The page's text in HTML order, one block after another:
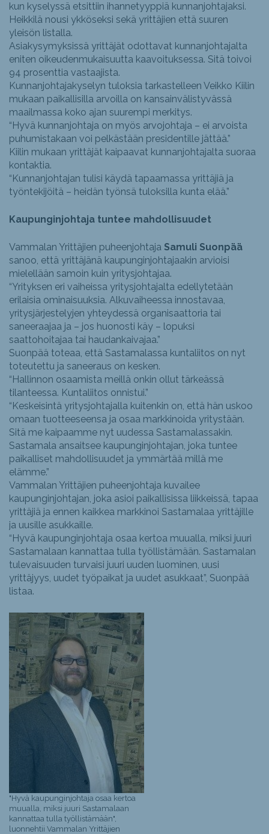
kun kyselyssä etsittiin ihannetyyppiä kunnanjohtajaksi.
Heikkilä nousi ykköseksi sekä yrittäjien että suuren
yleisön listalla.
Asiakysymyksissä yrittäjät odottavat kunnanjohtajalta
eniten oikeudenmukaisuutta kaavoituksessa. Sitä toivoi
94 prosenttia vastaajista.
Kunnanjohtajakyselyn tuloksia tarkastelleen Veikko Kiilin
mukaan paikallisilla arvoilla on kansainvälistyvässä
maailmassa koko ajan suurempi merkitys.
“Hyvä kunnanjohtaja on myös arvojohtaja – ei arvoista
puhumistakaan voi pelkästään presidentille jättää.”
Kiilin mukaan yrittäjät kaipaavat kunnanjohtajalta suoraa
kontaktia.
“Kunnanjohtajan tulisi käydä tapaamassa yrittäjiä ja
työntekijöitä – heidän työnsä tuloksilla kunta elää.”
Kaupunginjohtaja tuntee mahdollisuudet
Vammalan Yrittäjien puheenjohtaja Samuli Suonpää
sanoo, että yrittäjänä kaupunginjohtajaakin arvioisi
mielellään samoin kuin yritysjohtajaa.
“Yrityksen eri vaiheissa yritysjohtajalta edellytetään
erilaisia ominaisuuksia. Alkuvaiheessa innostavaa,
yritysjärjestelyjen yhteydessä organisaattoria tai
saneeraajaa ja – jos huonosti käy – lopuksi
saattohoitajaa tai haudankaivajaa.”
Suonpää toteaa, että Sastamalassa kuntaliitos on nyt
toteutettu ja saneeraus on kesken.
“Hallinnon osaamista meillä onkin ollut tärkeässä
tilanteessa. Kuntaliitos onnistui.”
“Keskeisintä yritysjohtajalla kuitenkin on, että hän uskoo
omaan tuotteeseensa ja osaa markkinoida yritystään.
Sitä me kaipaamme nyt uudessa Sastamalassakin.
Sastamala ansaitsee kaupunginjohtajan, joka tuntee
paikalliset mahdollisuudet ja ymmärtää millä me
elämme.”
Vammalan Yrittäjien puheenjohtaja kuvailee
kaupunginjohtajan, joka asioi paikallisissa liikkeissä, tapaa
yrittäjiä ja ennen kaikkea markkinoi Sastamalaa yrittäjille
ja uusille asukkaille.
“Hyvä kaupunginjohtaja osaa kertoa muualla, miksi juuri
Sastamalaan kannattaa tulla työllistämään. Sastamalan
tulevaisuuden turvaisi juuri uuden luominen, uusi
yrittäjyys, uudet työpaikat ja uudet asukkaat”, Suonpää
listaa.
"Hyvä kaupunginjohtaja osaa kertoa
muualla, miksi juuri Sastamalaan
kannattaa tulla työllistämään",
luonnehtii Vammalan Yrittäjien